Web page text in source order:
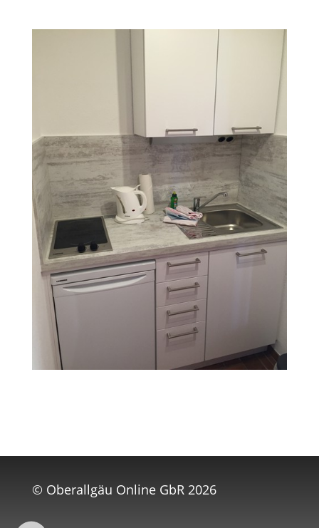
© Oberallgäu Online GbR 2026